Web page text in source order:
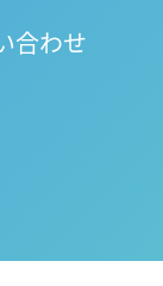
合わせ